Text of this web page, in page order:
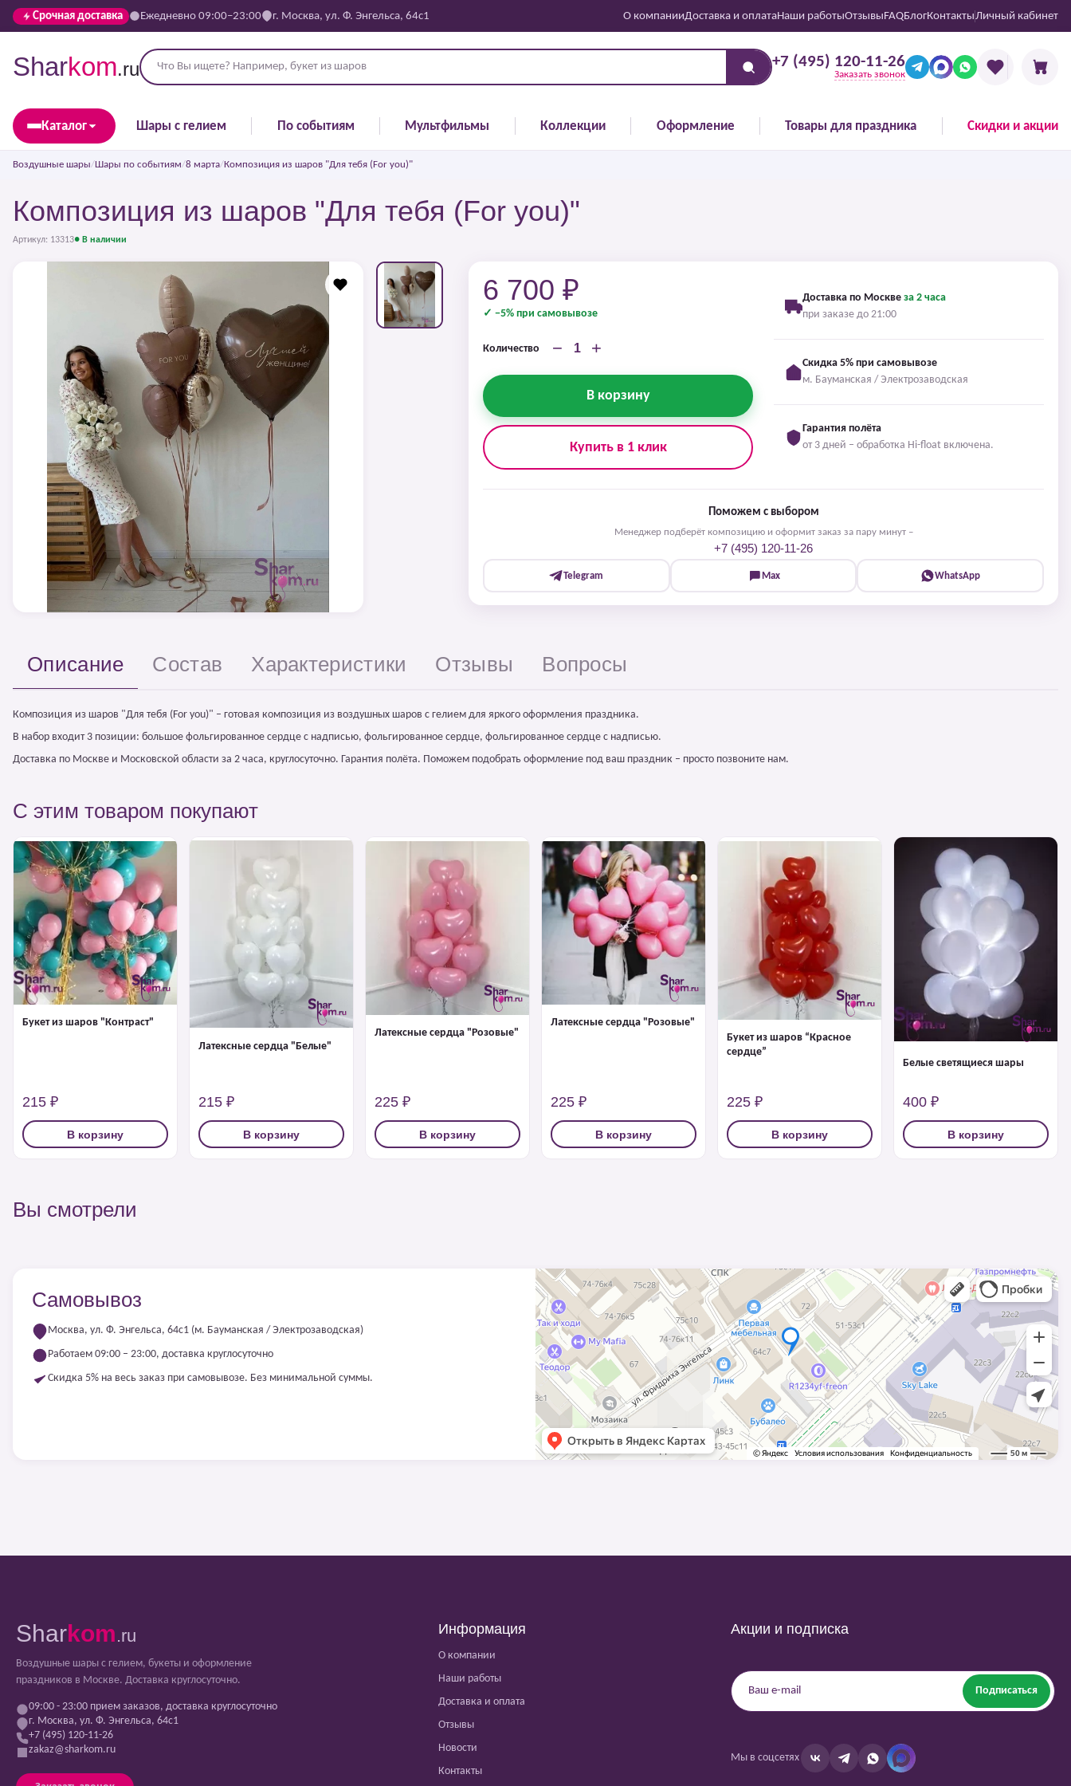
Срочная доставка Ежедневно 09:00–23:00 г. Москва, ул. Ф. Энгельса, 64с1 О компанииДоставка и оплатаНаши работыОтзывыFAQБлогКонтактыЛичный кабинет
Sharkom.ru +7 (495) 120-11-26
Заказать звонок
Каталог Шары с гелием По событиям Мультфильмы Коллекции Оформление Товары для праздника Скидки и акции
Воздушные шары/Шары по событиям/8 марта/Композиция из шаров "Для тебя (For you)"
Композиция из шаров "Для тебя (For you)"
Артикул: 13313● В наличии
6 700 ₽
✓ −5% при самовывозе
Количество − +
В корзину
Купить в 1 клик
Доставка по Москве за 2 часа
при заказе до 21:00
Скидка 5% при самовывозе
м. Бауманская / Электрозаводская
Гарантия полёта
от 3 дней – обработка Hi-float включена.
Поможем с выбором
Менеджер подберёт композицию и оформит заказ за пару минут –
+7 (495) 120-11-26
Telegram Max WhatsApp
Описание Состав Характеристики Отзывы Вопросы
Композиция из шаров "Для тебя (For you)" – готовая композиция из воздушных шаров с гелием для яркого оформления праздника.
В набор входит 3 позиции: большое фольгированное сердце с надписью, фольгированное сердце, фольгированное сердце с надписью.
Доставка по Москве и Московской области за 2 часа, круглосуточно. Гарантия полёта. Поможем подобрать оформление под ваш праздник – просто позвоните нам.
С этим товаром покупают
Букет из шаров "Контраст"
215 ₽
В корзину
Латексные сердца "Белые"
215 ₽
В корзину
Латексные сердца "Розовые"
225 ₽
В корзину
Латексные сердца "Розовые"
225 ₽
В корзину
Букет из шаров “Красное
сердце”
225 ₽
В корзину
Белые светящиеся шары
400 ₽
В корзину
Вы смотрели
Самовывоз
Москва, ул. Ф. Энгельса, 64с1 (м. Бауманская / Электрозаводская)
Работаем 09:00 – 23:00, доставка круглосуточно
Скидка 5% на весь заказ при самовывозе. Без минимальной суммы.
Sharkom.ru
Воздушные шары с гелием, букеты и оформление
праздников в Москве. Доставка круглосуточно.
09:00 - 23:00 прием заказов, доставка круглосуточно
г. Москва, ул. Ф. Энгельса, 64с1
+7 (495) 120-11-26
zakaz@sharkom.ru
Информация
О компании
Наши работы
Доставка и оплата
Отзывы
Новости
Контакты
Акции и подписка
Подписаться
Мы в соцсетях